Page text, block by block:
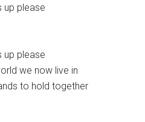
up please
up please
we now live in
to hold together